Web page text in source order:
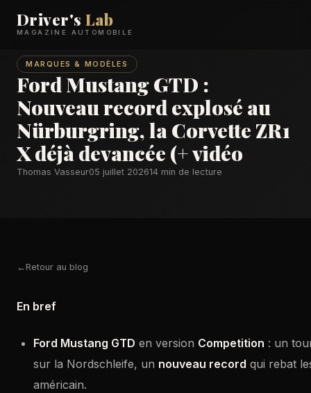
Driver'sLab
MAGAZINE AUTOMOBILE
MARQUES & MODÈLES
Ford Mustang GTD :
Nouveau record explosé au
Nürburgring, la Corvette ZR1
X déjà devancée (+ vidéo
Thomas Vasseur05 juillet 202614 min de lecture
Retour au blog
En bref
Ford Mustang GTD en version Competition : un
sur la Nordschleife, un nouveau record qui rebat
américain.